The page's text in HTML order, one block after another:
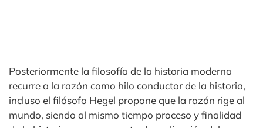
Posteriormente la filosofía de la historia moderna
recurre a la razón como hilo conductor de la historia,
incluso el filósofo Hegel propone que la razón rige al
mundo, siendo al mismo tiempo proceso y finalidad